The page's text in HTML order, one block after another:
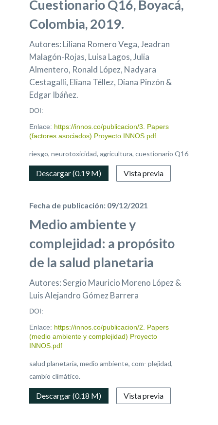
Cuestionario Q16, Boyacá,
Colombia, 2019.
Autores: Liliana Romero Vega, Jeadran
Malagón-Rojas, Luisa Lagos, Julia
Almentero, Ronald López, Nadyara
Cestagalli, Eliana Téllez, Diana Pinzón &
Edgar Ibáñez.
DOI:
Enlace: https://innos.co/publicacion/3. Papers
(factores asociados) Proyecto INNOS.pdf
riesgo, neurotoxicidad, agricultura, cuestionario Q16
Descargar (0.19 M) Vista previa
Fecha de publicación: 09/12/2021
Medio ambiente y
complejidad: a propósito
de la salud planetaria
Autores: Sergio Mauricio Moreno López &
Luis Alejandro Gómez Barrera
DOI:
Enlace: https://innos.co/publicacion/2. Papers
(medio ambiente y complejidad) Proyecto
INNOS.pdf
salud planetaria, medio ambiente, com- plejidad,
cambio climático.
Descargar (0.18 M) Vista previa